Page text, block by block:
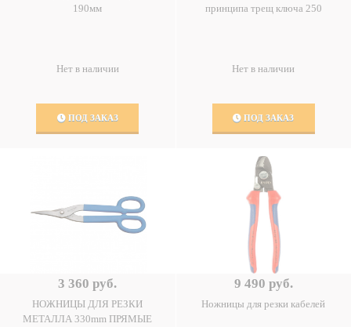
190мм
Нет в наличии
ПОД ЗАКАЗ
принципа трещ ключа 250
Нет в наличии
ПОД ЗАКАЗ
3 360 руб.
НОЖНИЦЫ ДЛЯ РЕЗКИ
МЕТАЛЛА 330mm ПРЯМЫЕ
9 490 руб.
Ножницы для резки кабелей